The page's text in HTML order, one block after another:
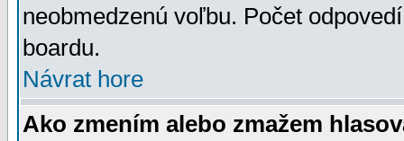
neobmedzenú voľbu. Počet
boardu.
Návrat hore
Ako zmením alebo zmažem